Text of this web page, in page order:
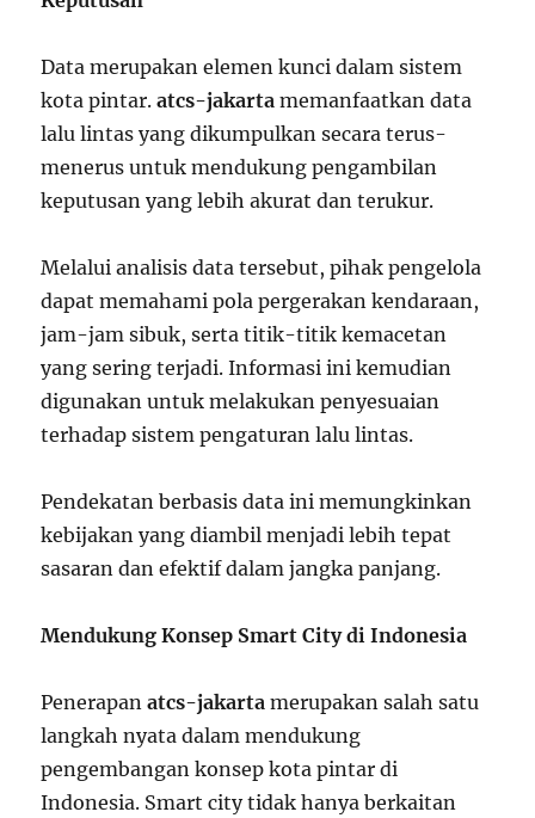
Data merupakan elemen kunci dalam sistem
kota pintar.atcs-jakarta memanfaatkan data
lalu lintas yang dikumpulkan secara terus-
menerus untuk mendukung pengambilan
keputusan yang lebih akurat dan terukur.
Melalui analisis data tersebut, pihak pengelola
dapat memahami pola pergerakan kendaraan,
jam-jam sibuk, serta titik-titik kemacetan
yang sering terjadi. Informasi ini kemudian
digunakan untuk melakukan penyesuaian
terhadap sistem pengaturan lalu lintas.
Pendekatan berbasis data ini memungkinkan
kebijakan yang diambil menjadi lebih tepat
sasaran dan efektif dalam jangka panjang.
Mendukung Konsep Smart City di Indonesia
Penerapanatcs-jakarta merupakan salah satu
langkah nyata dalam mendukung
pengembangan konsep kota pintar di
Indonesia. Smart city tidak hanya berkaitan